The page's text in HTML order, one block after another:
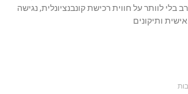
לוותר על חווית רכישת קונבנציונלית, נגישה
ותיקונים